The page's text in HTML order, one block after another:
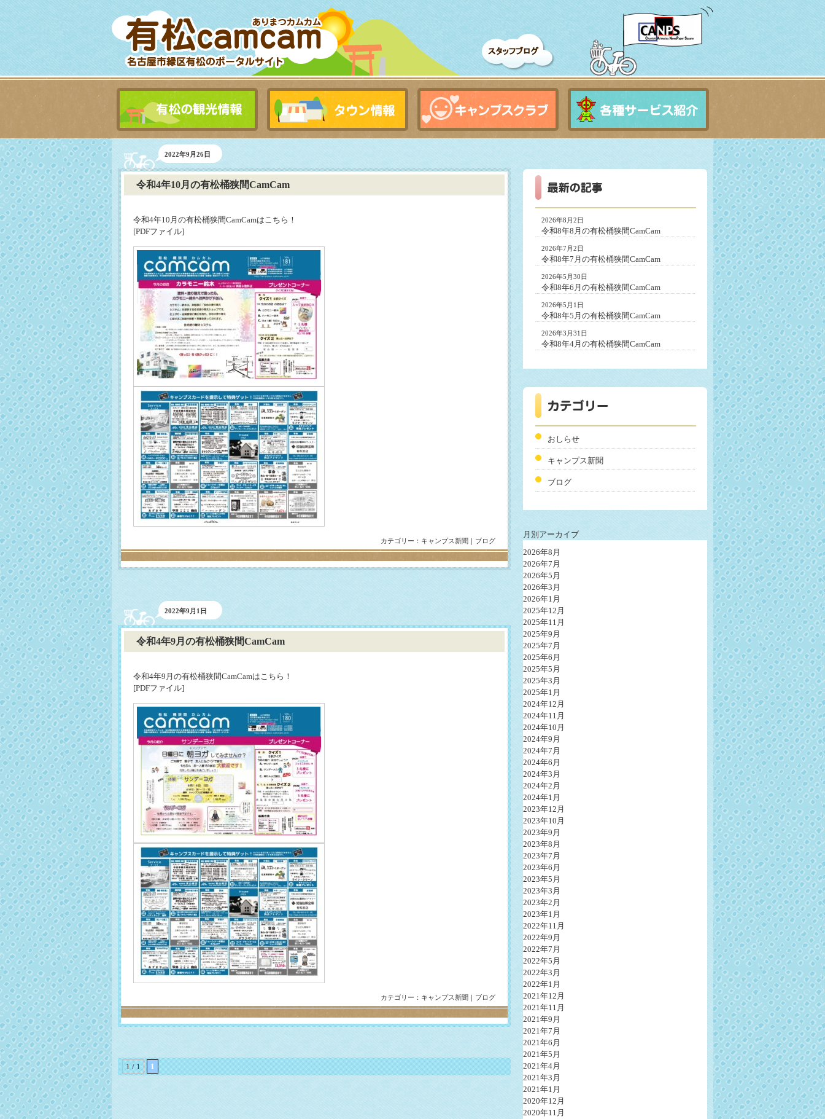
2022年9月26日
令和4年10月の有松桶狭間CamCam
令和4年10月の有松桶狭間CamCamはこちら！
[PDFファイル]
カテゴリー： キャンプス新聞 ｜ ブログ
2022年9月1日
令和4年9月の有松桶狭間CamCam
令和4年9月の有松桶狭間CamCamはこちら！
[PDFファイル]
カテゴリー： キャンプス新聞 ｜ ブログ
1 / 1 1
2026年8月2日
令和8年8月の有松桶狭間CamCam
2026年7月2日
令和8年7月の有松桶狭間CamCam
2026年5月30日
令和8年6月の有松桶狭間CamCam
2026年5月1日
令和8年5月の有松桶狭間CamCam
2026年3月31日
令和8年4月の有松桶狭間CamCam
おしらせ
キャンプス新聞
ブログ
月別アーカイブ
2026年8月
2026年7月
2026年5月
2026年3月
2026年1月
2025年12月
2025年11月
2025年9月
2025年7月
2025年6月
2025年5月
2025年3月
2025年1月
2024年12月
2024年11月
2024年10月
2024年9月
2024年7月
2024年6月
2024年3月
2024年2月
2024年1月
2023年12月
2023年10月
2023年9月
2023年8月
2023年7月
2023年6月
2023年5月
2023年3月
2023年2月
2023年1月
2022年11月
2022年9月
2022年7月
2022年5月
2022年3月
2022年1月
2021年12月
2021年11月
2021年9月
2021年7月
2021年6月
2021年5月
2021年4月
2021年3月
2021年1月
2020年12月
2020年11月